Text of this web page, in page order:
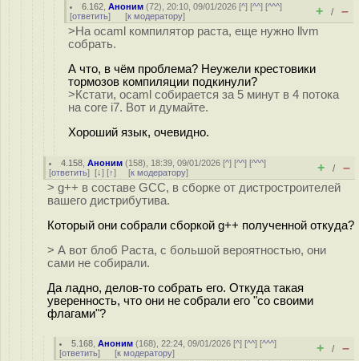
6.162 ,Аноним (72), 20:10, 09/01/2026 [^] [^^] [^^^]
[ответить] [к модератору] + / –
>На ocaml компилятор раста, еще нужно llvm
собрать.
А что, в чём проблема? Неужели крестовики
тормозов компиляции подкинули?
>Кстати, ocaml собирается за 5 минут в 4 потока
на core i7. Вот и думайте.
Хороший язык, очевидно.
4.158 ,Аноним (158), 18:39, 09/01/2026 [^] [^^] [^^^]
[ответить] [↓] [↑] [к модератору] + / –
> g++ в составе GCC, в сборке от дистростроителей
вашего дистрибутива.
Который они собрали сборкой g++ полученной откуда?
> А вот блоб Раста, с большой вероятностью, они
сами не собирали.
Да ладно, делов-то собрать его. Откуда такая
уверенность, что они не собрали его "со своими
флагами"?
5.168 ,Аноним (168), 22:24, 09/01/2026 [^] [^^] [^^^]
[ответить] [к модератору] + / –